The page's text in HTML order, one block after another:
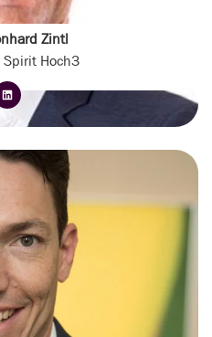
Zintl
Hoch3